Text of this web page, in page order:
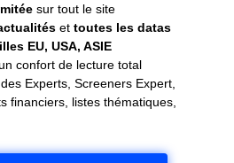
sur tout le site
ettoutes les datas
EU, USA, ASIE
confort de lecture total
Experts, Screeners Expert,
financiers, listes thématiques,